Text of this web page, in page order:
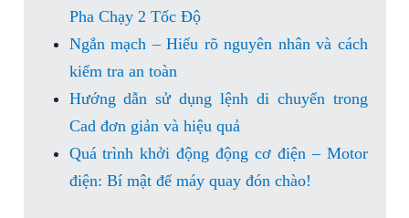
Pha Chạy 2 Tốc Độ
Ngắn mạch – Hiểu rõ nguyên nhân và cách
kiểm tra an toàn
Hướng dẫn sử dụng lệnh di chuyển trong
Cad đơn giản và hiệu quả
Quá trình khởi động động cơ điện – Motor
điện: Bí mật để máy quay đón chào!